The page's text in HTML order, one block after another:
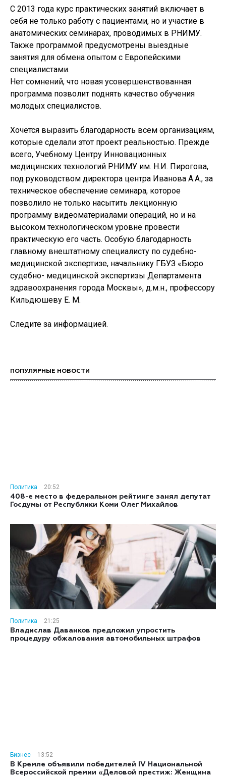
С 2013 года курс практических занятий включает в
себя не только работу с пациентами, но и участие в
анатомических семинарах, проводимых в РНИМУ.
Также программой предусмотрены выездные
занятия для обмена опытом с Европейскими
специалистами.
Нет сомнений, что новая усовершенствованная
программа позволит поднять качество обучения
молодых специалистов.
Хочется выразить благодарность всем организациям,
которые сделали этот проект реальностью. Прежде
всего, Учебному Центру Инновационных
медицинских технологий РНИМУ им. Н.И. Пирогова,
под руководством директора центра Иванова А.А., за
техническое обеспечение семинара, которое
позволило не только насытить лекционную
программу видеоматериалами операций, но и на
высоком технологическом уровне провести
практическую его часть. Особую благодарность
главному внештатному специалисту по судебно-
медицинской экспертизе, начальнику ГБУЗ «Бюро
судебно- медицинской экспертизы Департамента
здравоохранения города Москвы», д.м.н., профессору
Кильдюшеву Е. М.
Следите за информацией.
ПОПУЛЯРНЫЕ НОВОСТИ
Политика
20:52
408-е место в федеральном рейтинге занял депутат
Госдумы от Республики Коми Олег Михайлов
Политика
21:25
Владислав Даванков предложил упростить
процедуру обжалования автомобильных штрафов
Бизнес
13:52
В Кремле объявили победителей IV Национальной
Всероссийской премии «Деловой престиж: Женщина